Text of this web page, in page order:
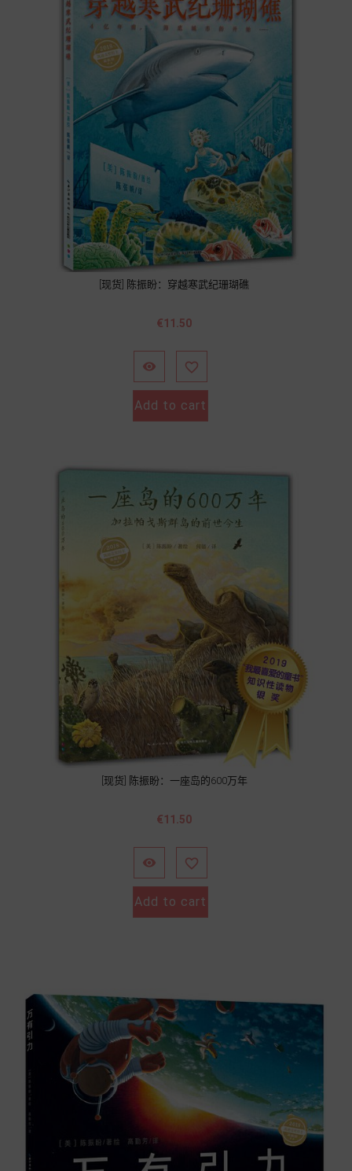
[现货] 陈振盼：穿越寒武纪珊瑚礁
Price
€11.50
 
Add to cart
[现货] 陈振盼：一座岛的600万年
Price
€11.50
 
Add to cart